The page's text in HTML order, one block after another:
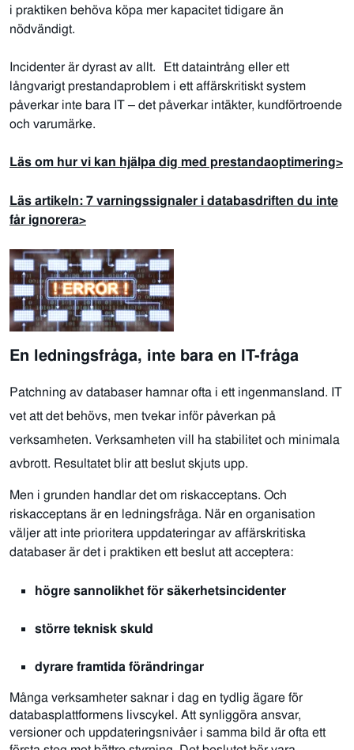
i praktiken behöva köpa mer kapacitet tidigare än
nödvändigt.
Incidenter är dyrast av allt. Ett dataintrång eller ett
långvarigt prestandaproblem i ett affärskritiskt system
påverkar inte bara IT – det påverkar intäkter, kundförtroende
och varumärke.
Läs om hur vi kan hjälpa dig med prestandaoptimering>
Läs artikeln: 7 varningssignaler i databasdriften du inte
får ignorera>
En ledningsfråga, inte bara en IT-fråga
Patchning av databaser hamnar ofta i ett ingenmansland. IT
vet att det behövs, men tvekar inför påverkan på
verksamheten. Verksamheten vill ha stabilitet och minimala
avbrott. Resultatet blir att beslut skjuts upp.
Men i grunden handlar det om riskacceptans. Och
riskacceptans är en ledningsfråga. När en organisation
väljer att inte prioritera uppdateringar av affärskritiska
databaser är det i praktiken ett beslut att acceptera:
högre sannolikhet för säkerhetsincidenter
större teknisk skuld
dyrare framtida förändringar
Många verksamheter saknar i dag en tydlig ägare för
databasplattformens livscykel. Att synliggöra ansvar,
versioner och uppdateringsnivåer i samma bild är ofta ett